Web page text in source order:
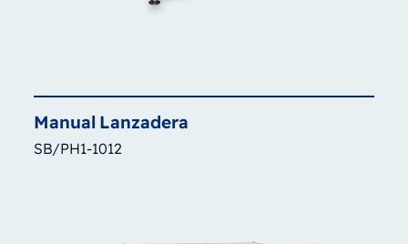
Manual Lanzadera
SB/PH1-1012